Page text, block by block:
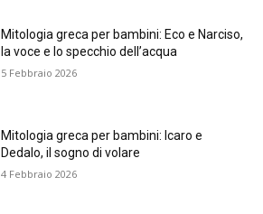
Mitologia greca per bambini: Eco e Narciso,
la voce e lo specchio dell’acqua
5 Febbraio 2026
Mitologia greca per bambini: Icaro e
Dedalo, il sogno di volare
4 Febbraio 2026